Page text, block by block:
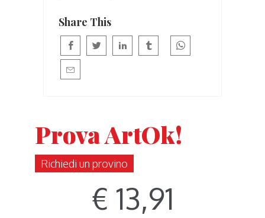
Share This
Prova ArtOk!
Richiedi un provino
€ 13,91